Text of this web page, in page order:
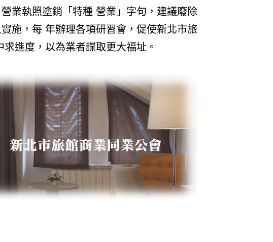
業執照塗銷「特種 營業」字句，建議廢除
施，每 年辦理各項研習會，促使新北市旅
進度，以為業者謀取更大福址。